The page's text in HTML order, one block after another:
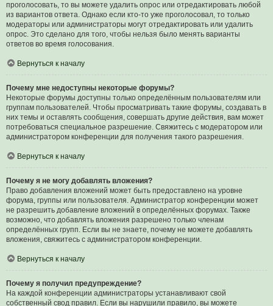
проголосовать, то вы можете удалить опрос или отредактировать любой
из вариантов ответа. Однако если кто-то уже проголосовал, то только
модераторы или администраторы могут отредактировать или удалить
опрос. Это сделано для того, чтобы нельзя было менять варианты
ответов во время голосования.
Вернуться к началу
Почему мне недоступны некоторые форумы?
Некоторые форумы доступны только определённым пользователям или
группам пользователей. Чтобы просматривать такие форумы, создавать в
них темы и оставлять сообщения, совершать другие действия, вам может
потребоваться специальное разрешение. Свяжитесь с модератором или
администратором конференции для получения такого разрешения.
Вернуться к началу
Почему я не могу добавлять вложения?
Право добавления вложений может быть предоставлено на уровне
форума, группы или пользователя. Администратор конференции может
не разрешить добавление вложений в определённых форумах. Также
возможно, что добавлять вложения разрешено только членам
определённых групп. Если вы не знаете, почему не можете добавлять
вложения, свяжитесь с администратором конференции.
Вернуться к началу
Почему я получил предупреждение?
На каждой конференции администраторы устанавливают свой
собственный свод правил. Если вы нарушили правило, вы можете